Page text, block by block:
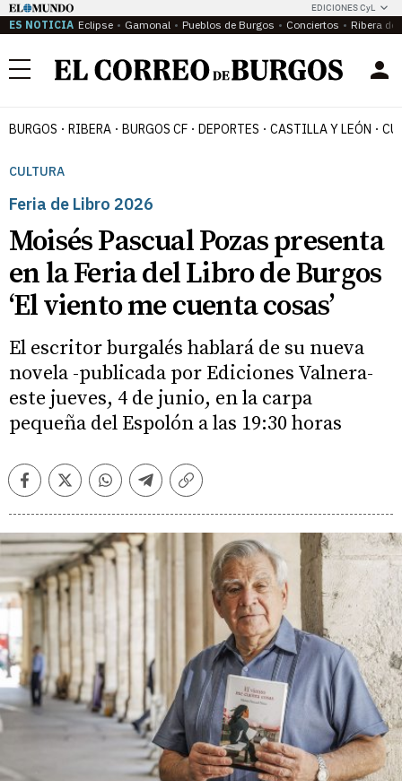
EDICIONES CyL
ES NOTICIA Eclipse Gamonal Pueblos de Burgos Conciertos Ribera del
Menú
BURGOS RIBERA BURGOS CF DEPORTES CASTILLA Y LEÓN
CULTURA
Feria de Libro 2026
Moisés Pascual Pozas presenta
en la Feria del Libro de Burgos
‘El viento me cuenta cosas’
El escritor burgalés hablará de su nueva
novela -publicada por Ediciones Valnera-
este jueves, 4 de junio, en la carpa
pequeña del Espolón a las 19:30 horas
FacebookTwitterWhatsappTelegramCopiar